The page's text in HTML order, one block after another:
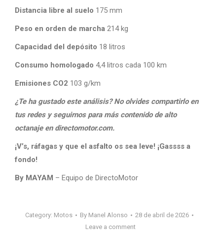
Distancia libre al suelo 175 mm
Peso en orden de marcha 214 kg
Capacidad del depósito 18 litros
Consumo homologado 4,4 litros cada 100 km
Emisiones CO2 103 g/km
¿Te ha gustado este análisis? No olvides compartirlo en
tus redes y seguirnos para más contenido de alto
octanaje en directomotor.com.
¡V’s, ráfagas y que el asfalto os sea leve! ¡Gassss a
fondo!
By MAYAM – Equipo de DirectoMotor
Category: Motos By Manel Alonso
28 de abril de 2026
Leave a comment